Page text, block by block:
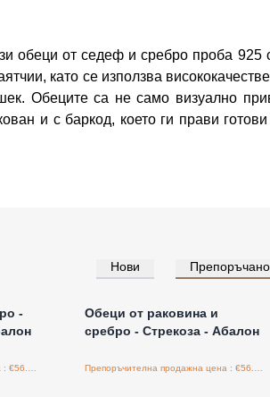
обеци от седеф и сребро проба 925
като се използва
Обеците са не само визуално
и с баркод, което ги прави
Нови Препоръчано
-
Влезте за цени на едро
Обеци от раковина и
сребро - Стрекоза - Абалон